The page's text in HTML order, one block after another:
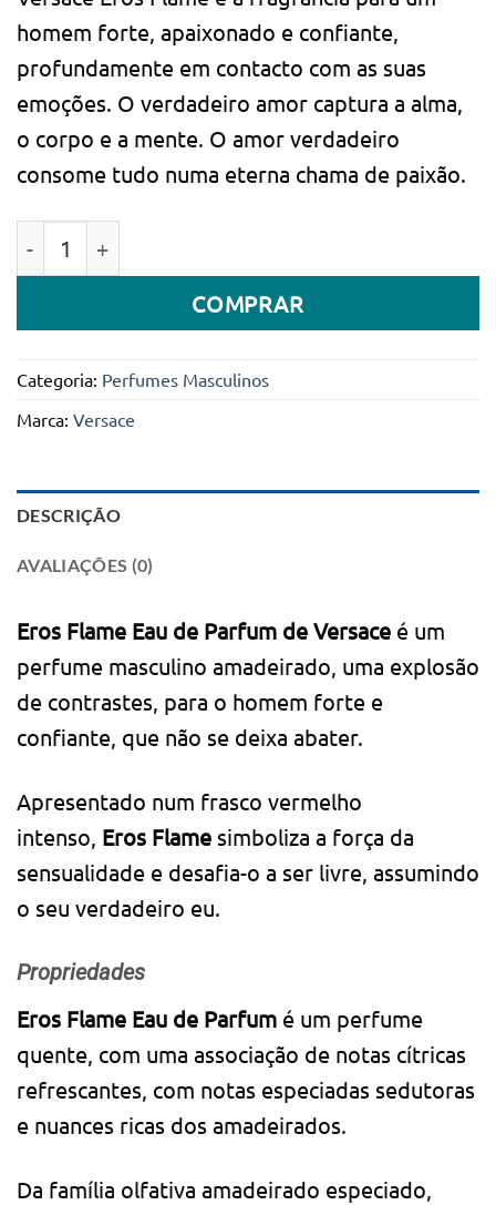
homem forte, apaixonado e confiante,
profundamente em contacto com as suas
emoções. O verdadeiro amor captura a alma,
o corpo e a mente. O amor verdadeiro
consome tudo numa eterna chama de paixão.
COMPRAR
Categoria: Perfumes Masculinos
Marca: Versace
DESCRIÇÃO
AVALIAÇÕES (0)
Eros Flame Eau de Parfum de Versace é um
perfume masculino amadeirado, uma explosão
de contrastes, para o homem forte e
confiante, que não se deixa abater.
Apresentado num frasco vermelho
intenso, Eros Flame simboliza a força da
sensualidade e desafia-o a ser livre, assumindo
o seu verdadeiro eu.
Propriedades
Eros Flame Eau de Parfum é um perfume
quente, com uma associação de notas cítricas
refrescantes, com notas especiadas sedutoras
e nuances ricas dos amadeirados.
Da família olfativa amadeirado especiado,